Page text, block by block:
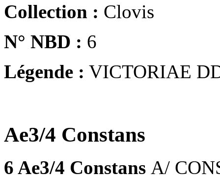
Collection : Clovis
N° NBD : 6
Légende : VICTORIAE
Ae3/4 Constans
6 Ae3/4 Constans A/